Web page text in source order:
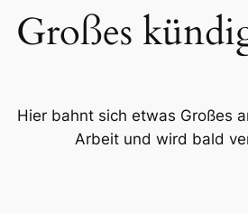
Großes
Hier bahnt sich etwas Großes
Arbeit und wird bald